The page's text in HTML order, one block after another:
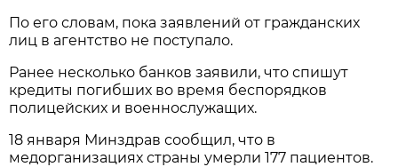
По его словам, пока заявлений от гражданских
лиц в агентство не поступало.
Ранее несколько банков заявили, что спишут
кредиты погибших во время беспорядков
полицейских и военнослужащих.
18 января Минздрав сообщил, что в
медорганизациях страны умерли 177 пациентов.